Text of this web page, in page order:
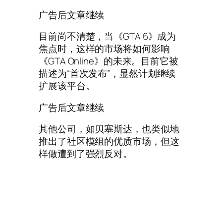
广告后文章继续
目前尚不清楚，当《GTA 6》成为
焦点时，这样的市场将如何影响
《GTA Online》的未来。目前它被
描述为“首次发布”，显然计划继续
扩展该平台。
广告后文章继续
其他公司，如贝塞斯达，也类似地
推出了社区模组的优质市场，但这
样做遭到了强烈反对。